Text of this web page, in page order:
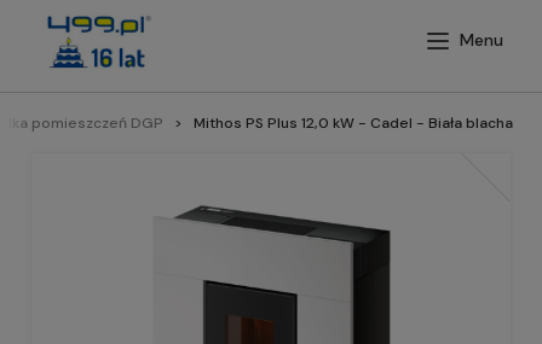
pomieszczeń DGP Mithos PS Plus 12,0 kW - Cadel - Biała blacha